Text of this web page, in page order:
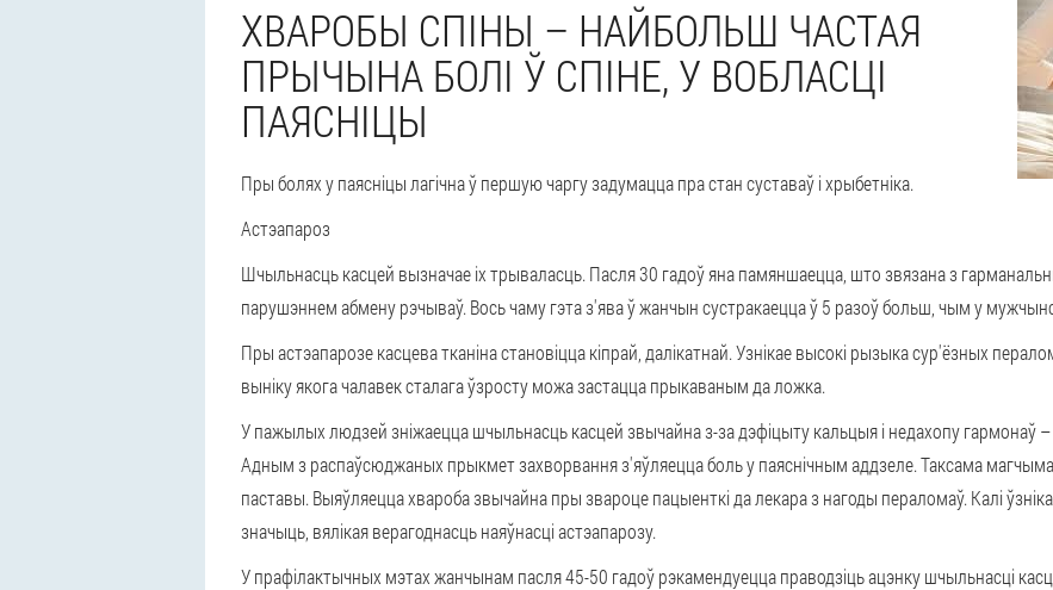
ХВАРОБЫ СПІНЫ – НАЙБОЛЬШ ЧАСТАЯ
ПРЫЧЫНА БОЛІ Ў СПІНЕ, У ВОБЛАСЦІ
ПАЯСНІЦЫ
Пры болях у паясніцы лагічна ў першую чаргу задумацца пра стансуставаў і хрыбетніка.
Астэапароз
Шчыльнасць касцей вызначае іх трываласць. Пасля 30 гадоў яна памяншаецца, што звязана з
парушэннем абмену рэчываў. Вось чаму гэта з'ява ў жанчын сустракаецца ў 5 разоў больш, чым у
Пры астэапарозе касцева тканіна становіцца кіпрай, далікатнай. Узнікае высокі рызыка сур'ёзных
выніку якога чалавек сталага ўзросту можа застацца прыкаваным да ложка.
У пажылых людзей зніжаецца шчыльнасць касцей звычайна з-за дэфіцыту кальцыя і недахопу гармонаў –
Адным з распаўсюджаных прыкмет захворвання з'яўляецца боль у паяснічным аддзеле. Таксама
паставы. Выяўляецца хвароба звычайна пры звароце пацыенткі да лекара з нагоды пераломаў. Калі
значыць, вялікая верагоднасць наяўнасці астэапарозу.
У прафілактычных мэтах жанчынам пасля 45-50 гадоў рэкамендуецца праводзіцьацэнку шчыльнасці